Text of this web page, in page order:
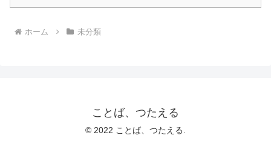
ホーム 未分類
ことば、つたえる
© 2022 ことば、つたえる.